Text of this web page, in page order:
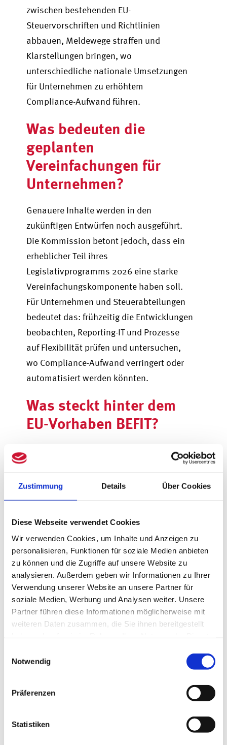
Zustimmung Details Über Cookies
Diese Webseite verwendet Cookies
Wir verwenden Cookies, um Inhalte und Anzeigen zu
personalisieren, Funktionen für soziale Medien anbieten
zu können und die Zugriffe auf unsere Website zu
analysieren. Außerdem geben wir Informationen zu Ihrer
Verwendung unserer Website an unsere Partner für
soziale Medien, Werbung und Analysen weiter. Unsere
Partner führen diese Informationen möglicherweise mit
weiteren Daten zusammen, die Sie ihnen bereitgestellt
Notwendig
Präferenzen
Statistiken
zwischen bestehenden EU-
Steuervorschriften und Richtlinien
abbauen, Meldewege straffen und
Klarstellungen bringen, wo
unterschiedliche nationale Umsetzungen
für Unternehmen zu erhöhtem
Compliance-Aufwand führen.
Was bedeuten die
geplanten
Vereinfachungen für
Unternehmen?
Genauere Inhalte werden in den
zukünftigen Entwürfen noch ausgeführt.
Die Kommission betont jedoch, dass ein
erheblicher Teil ihres
Legislativprogramms 2026 eine starke
Vereinfachungskomponente haben soll.
Für Unternehmen und Steuerabteilungen
bedeutet das: frühzeitig die Entwicklungen
beobachten, Reporting-IT und Prozesse
auf Flexibilität prüfen und untersuchen,
wo Compliance-Aufwand verringert oder
automatisiert werden könnten.
Was steckt hinter dem
EU-Vorhaben BEFIT?
von der Kommission vorgeschlagenes EU-
Körperschaftsteuer großer
Unternehmensgruppen. Ziel ist weniger
Compliance-Aufwand für europaweit
tätige Unternehmensgruppen, mehr
Rechtssicherheit und ein einheitlicher
Ansatz zur Ermittlung der
Steuerbemessungsgrundlage innerhalb
Wie funktioniert das
der EU. Die Kernidee: alle in derselben